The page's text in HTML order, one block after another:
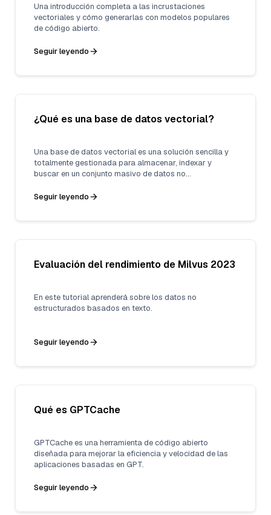
Una introducción completa a las incrustaciones
vectoriales y cómo generarlas con modelos populares
de código abierto.
Seguir leyendo
¿Qué es una base de datos vectorial?
Una base de datos vectorial es una solución sencilla y
totalmente gestionada para almacenar, indexar y
buscar en un conjunto masivo de datos no
incrustaciones de los modelos de aprendizaje
Seguir leyendo
Evaluación del rendimiento de Milvus 2023
En este tutorial aprenderá sobre los datos no
estructurados basados en texto.
Seguir leyendo
Qué es GPTCache
GPTCache es una herramienta de código abierto
diseñada para mejorar la eficiencia y velocidad de las
aplicaciones basadas en GPT.
Seguir leyendo